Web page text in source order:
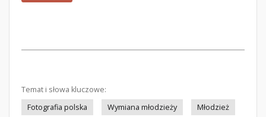
Temat i słowa kluczowe:
Fotografia polska
Wymiana młodzieży
Młodzież